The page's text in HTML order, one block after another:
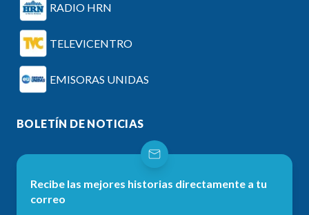
RADIO HRN
TELEVICENTRO
EMISORAS UNIDAS
BOLETÍN DE NOTICIAS
Recibe las mejores historias directamente a tu
correo